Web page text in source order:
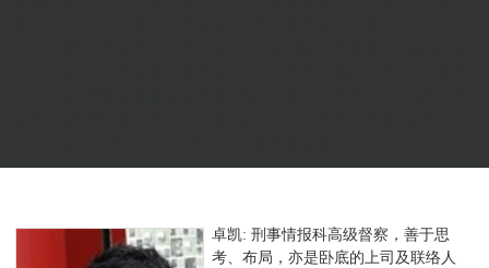
卓凯: 刑事情报科高级督察，善于思
考、布局，亦是卧底的上司及联络人